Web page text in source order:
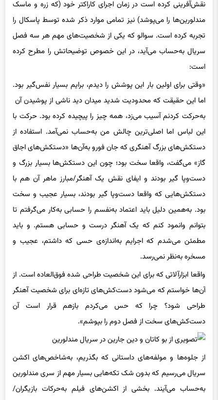
نقش‌آفرینی کرده است در زمان اجرای کاراکتر خود (که زره و ماسک
مندلورین‌ها را می‌پوشد) نیز تمامی موارد ذکر شده توسط پاسکال را
تجربه کرده است. سوالو که یکی از شخصیت‌های مهم هر سه فصل
سریال به‌حساب می‌آید، در این خصوص توضیحاتش را مطرح کرده
است:
«وقتی برای اولین بار این پوشش را دیدم، برایم بسیار نفس‌گیر بود.
اما این حقیقت که محدودیت شدید میدان دید ناشی از پوشیدن آن
به‌حرکت کردنم آسیب می‌زد، همه چیز را پیچیده کرده بود. حرکت با
این لباس اما اصلی‌ترین چالش من به‌حساب نمی‌آمد. استفاده از
دستکش‌های بزرگ آهنگری که جان فورو به‌آن‌ها «دستکش‌های اجاق
گاز» می‌گفت، واقعا سخت بود؛ چون این دستکش‌ها بسیار بزرگ و
دست‌وپا گیر بودند و ایفای نقش یک آهنگر/مبارز ماهر آن هم با
دستکش‌هایی که واقعا دست‌وپا گیر بودند، بسیار عجیب و سخت
بود. به‌همین دلیل باید اعتماد به‌نفسم را حسابی به‌کار می‌گرفتم تا
بتوانم وانمود کنم که یک آهنگر درست و حسابی هستم. و باید
مطمئن می‌شدم که اجرایم به‌اندازه‌‌ی حسی که داشتم، عجیب و
مسخره به‌نظر نمی‌رسد.
واقعا ابزارآلاتی که برای این شخصیت طراحی شده فوق‌العاده است. از
آن‌ها خواستم که می‌شود دست‌کش‌‌های تازه‌ای برای شخصیت آهنگر
طراحی شود؟ چرا که حس می‌کردم بازهم قرار است آن
دست‌کش‌های سخت از فصل دوم را بپوشم».
از جلوه‌ها و مولفه‌های داستانی که بگذریم، به‌شاخص‌های اکشن
سریال می‌رسیم که بدون شک تکه‌هایی بسیار مهم از سری مندلورین
به‌حساب می‌آیند. بخشی از اکشن‌های فیلم به‌حرکات بازیگران/